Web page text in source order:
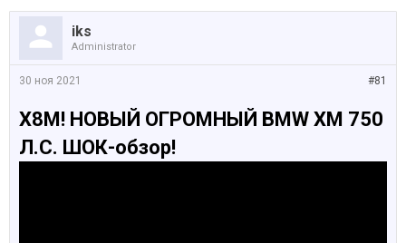
iks
Administrator
#81
30 ноя 2021
X8M! НОВЫЙ ОГРОМНЫЙ BMW XM 750
Л.С. ШОК-обзор!